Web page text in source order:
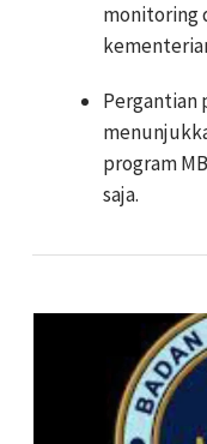
monitoring
Pergantian
program
saja.